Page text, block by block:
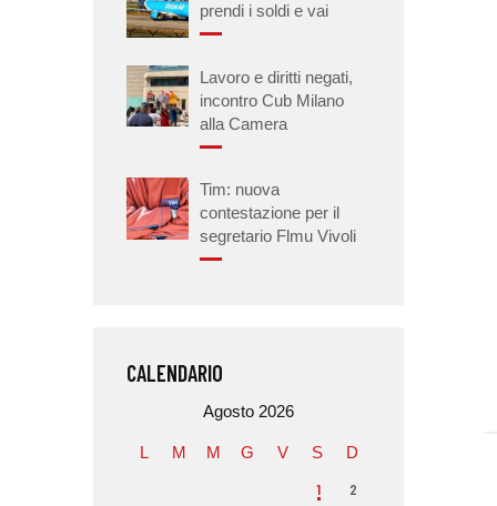
prendi i soldi e vai
Lavoro e diritti negati,
incontro Cub Milano
alla Camera
Tim: nuova
contestazione per il
segretario Flmu Vivoli
CALENDARIO
Agosto 2026
L M M G V S D
1
2